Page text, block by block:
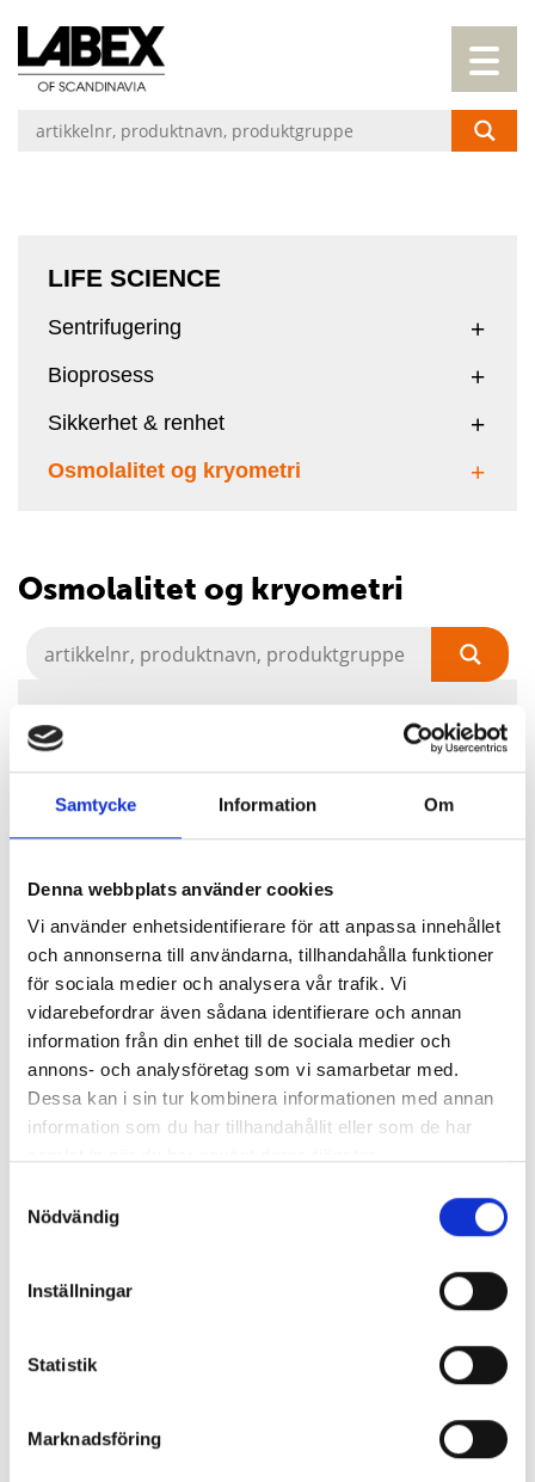
Samtycke Information Om
Denna webbplats använder cookies
Vi använder enhetsidentifierare för att anpassa innehållet
och annonserna till användarna, tillhandahålla funktioner
för sociala medier och analysera vår trafik. Vi
vidarebefordrar även sådana identifierare och annan
information från din enhet till de sociala medier och
annons- och analysföretag som vi samarbetar med.
Dessa kan i sin tur kombinera informationen med annan
information som du har tillhandahållit eller som de har
Nödvändig
Inställningar
Statistik
Marknadsföring
LIFE SCIENCE
Sentrifugering
Bioprosess
Sikkerhet & renhet
Osmolalitet og kryometri
Osmolalitet og kryometri
Vi samarbeider med Löser Messtechnik,
et selskap med over 45 års erfaring med
å produsere osmometre og kryometre.
serum, urin og plasma, samt
frysepunktet til benzenløsninger.
Osmometre og kryometre har mange
bruksområder innen medisinsk
diagnostikk, farmasøytisk industri,
biologisk forskning og andre felt.